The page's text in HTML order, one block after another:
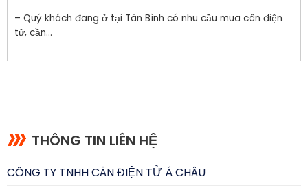
– Quý khách đang ở tại Tân Bình có nhu cầu mua cân điện
tử, cần...
THÔNG TIN LIÊN HỆ
CÔNG TY TNHH CÂN ĐIỆN TỬ Á CHÂU